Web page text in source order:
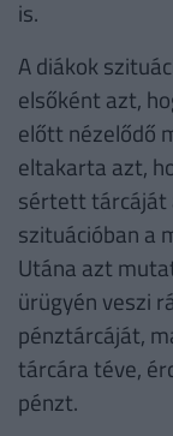
is.
A diákok
elsőként azt,
előtt nézelődő
eltakarta azt,
sértett tárcáját
szituációban a
Utána azt
ürügyén veszi
pénztárcáját,
tárcára téve,
pénzt.